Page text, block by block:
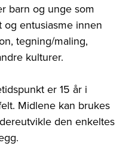
barn og unge som
entusiasme innen
tegning/maling,
kulturer.
er 15 år i
Midlene kan brukes
den enkeltes